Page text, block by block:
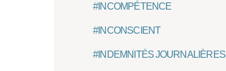
#INCOMPÉTENCE
#INCONSCIENT
#INDEMNITÉS JOURNALIÈRES